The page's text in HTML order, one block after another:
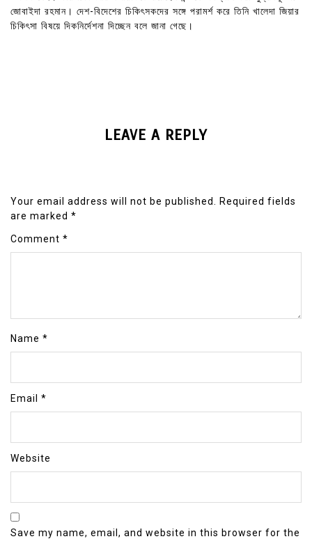
জোবাইদা রহমান। দেশ-বিদেশের চিকিৎসকদের সঙ্গে পরামর্শ করে তিনি খালেদা জিয়ার
চিকিৎসা বিষয়ে দিকনির্দেশনা দিচ্ছেন বলে জানা গেছে।
LEAVE A REPLY
Your email address will not be published.
Required fields
are marked *
Comment *
Name *
Email *
Website
Save my name, email, and website in this browser for the